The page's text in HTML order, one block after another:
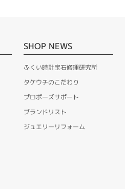
SHOP NEWS
ふくい時計宝石修理研究所
タケウチのこだわり
プロポーズサポート
ブランドリスト
ジュエリーリフォーム